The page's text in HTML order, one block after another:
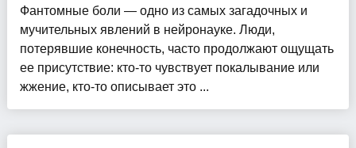
Фантомные боли — одно из самых загадочных и
мучительных явлений в нейронауке. Люди,
потерявшие конечность, часто продолжают ощущать
ее присутствие: кто-то чувствует покалывание или
жжение, кто-то описывает это ...